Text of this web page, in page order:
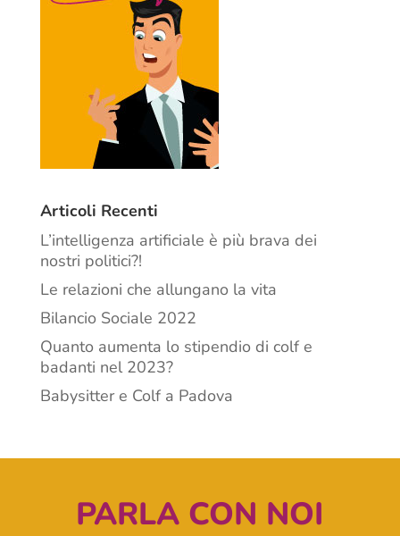
Articoli Recenti
L’intelligenza artificiale è più brava dei
nostri politici?!
Le relazioni che allungano la vita
Bilancio Sociale 2022
Quanto aumenta lo stipendio di colf e
badanti nel 2023?
Babysitter e Colf a Padova
PARLA CON NOI